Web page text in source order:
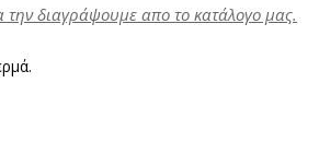
την διαγράψουμε απο το κατάλογο μας.